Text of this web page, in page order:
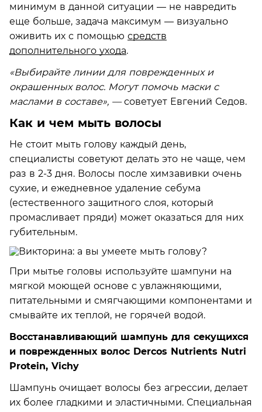
минимум в данной ситуации — не навредить
еще больше, задача максимум — визуально
оживить их с помощью средств
дополнительного ухода.
«Выбирайте линии для поврежденных и
окрашенных волос. Могут помочь маски с
маслами в составе», —советует Евгений Седов.
Как и чем мыть волосы
Не стоит мыть голову каждый день,
специалисты советуют делать это не чаще, чем
раз в 2-3 дня. Волосы после химзавивки очень
сухие, и ежедневное удаление себума
(естественного защитного слоя, который
промасливает пряди) может оказаться для них
губительным.
При мытье головы используйте шампуни на
мягкой моющей основе с увлажняющими,
питательными и смягчающими компонентами и
смывайте их теплой, не горячей водой.
Восстанавливающий шампунь для секущихся
и поврежденных волос Dercos Nutrients Nutri
Protein, Vichy
Шампунь очищает волосы без агрессии, делает
их более гладкими и эластичными. Специальная